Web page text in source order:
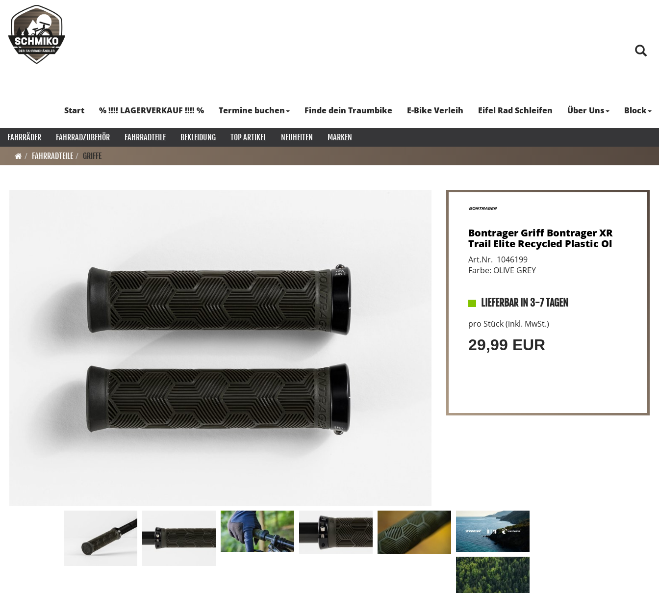
Start % !!!! LAGERVERKAUF !!!! % Termine buchen Finde dein Traumbike E-Bike Verleih Eifel Rad Schleifen Über Uns Block
FAHRRÄDER FAHRRADZUBEHÖR FAHRRADTEILE BEKLEIDUNG TOP ARTIKEL NEUHEITEN
MARKEN
FAHRRADTEILE
GRIFFE
Bontrager Griff Bontrager XR
Trail Elite Recycled Plastic Ol
Art.Nr. 1046199
Farbe: OLIVE GREY
LIEFERBAR IN 3-7 TAGEN
pro Stück (inkl. MwSt.)
29,99 EUR